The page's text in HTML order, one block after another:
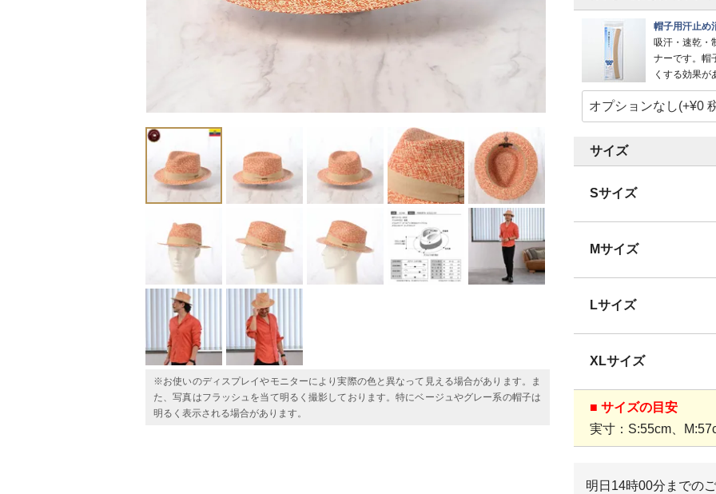
※お使いのディスプレイやモニターにより実際の色と異なって見える場合があります。ま
た、写真はフラッシュを当て明るく撮影しております。特にベージュやグレー系の帽子は
明るく表示される場合があります。
帽子用汗止め
吸汗・速乾・
ナーです。帽
くする効果が
サイズ
Sサイズ
Mサイズ
Lサイズ
XLサイズ
■ サイズの目安
実寸：S:55cm、
明日 14時00分 までの